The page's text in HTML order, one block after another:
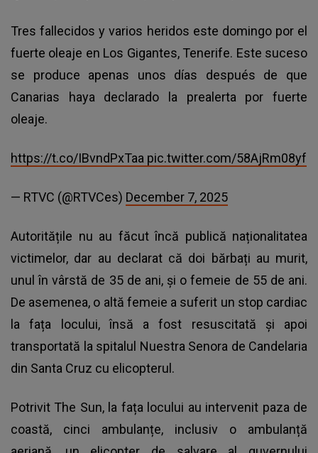
Tres fallecidos y varios heridos este domingo por el
fuerte oleaje en Los Gigantes, Tenerife. Este suceso
se produce apenas unos días después de que
Canarias haya declarado la prealerta por fuerte
oleaje.
https://t.co/IBvndPxTaa pic.twitter.com/58AjRm08yf
— RTVC (@RTVCes) December 7, 2025
Autoritățile nu au făcut încă publică naționalitatea
victimelor, dar au declarat că doi bărbați au murit,
unul în vârstă de 35 de ani, și o femeie de 55 de ani.
De asemenea, o altă femeie a suferit un stop cardiac
la fața locului, însă a fost resuscitată și apoi
transportată la spitalul Nuestra Senora de Candelaria
din Santa Cruz cu elicopterul.
Potrivit The Sun, la fața locului au intervenit paza de
coastă, cinci ambulanțe, inclusiv o ambulanță